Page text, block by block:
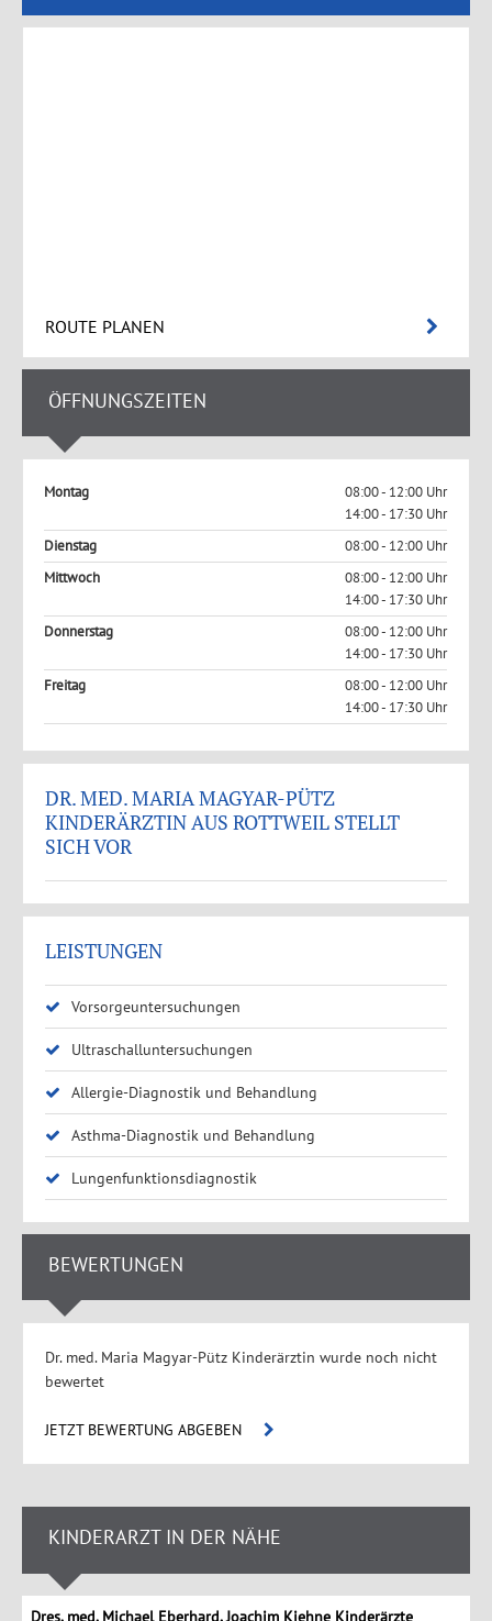
ROUTE PLANEN
ÖFFNUNGSZEITEN
Montag
08:00 - 12:00 Uhr
14:00 - 17:30 Uhr
Dienstag
08:00 - 12:00 Uhr
Mittwoch
08:00 - 12:00 Uhr
14:00 - 17:30 Uhr
Donnerstag
08:00 - 12:00 Uhr
14:00 - 17:30 Uhr
Freitag
08:00 - 12:00 Uhr
14:00 - 17:30 Uhr
DR. MED. MARIA MAGYAR-PÜTZ
KINDERÄRZTIN AUS ROTTWEIL STELLT
SICH VOR
LEISTUNGEN
Vorsorgeuntersuchungen
Ultraschalluntersuchungen
Allergie-Diagnostik und Behandlung
Asthma-Diagnostik und Behandlung
Lungenfunktionsdiagnostik
BEWERTUNGEN
Dr. med. Maria Magyar-Pütz Kinderärztin wurde noch nicht
bewertet
JETZT BEWERTUNG ABGEBEN
KINDERARZT IN DER NÄHE
Dres. med. Michael Eberhard, Joachim Kiehne Kinderärzte